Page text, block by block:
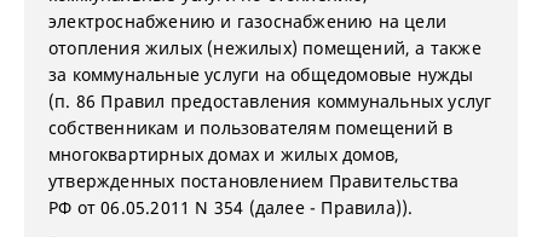
электроснабжению и газоснабжению на цели
отопления жилых (нежилых) помещений, а также
за коммунальные услуги на общедомовые нужды
(п. 86 Правил предоставления коммунальных услуг
собственникам и пользователям помещений в
многоквартирных домах и жилых домов,
утвержденных постановлением Правительства
РФ от 06.05.2011 N 354 (далее - Правила)).